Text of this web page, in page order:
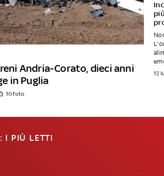
Andria-Corato, dieci anni
in Puglia
10 foto
12
I PIÙ LETTI